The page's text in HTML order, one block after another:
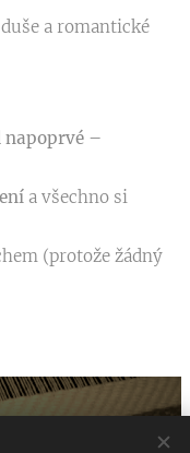
a romantické
napoprvé –
a všechno si
(protože žádný